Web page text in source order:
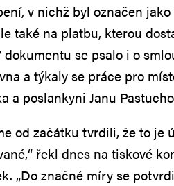
v nichž byl označen
také na platbu, kterou
dokumentu se psalo i o
a týkaly se práce pro
a poslankyni Janu
od začátku tvrdili, že to je
řekl dnes na tiskové
„Do značné míry se